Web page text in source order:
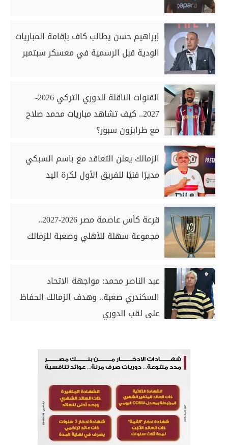
إبراهيم حسن يطالب كاف بإقامة المباريات
الودية قبل الرسمية في معسكر سبتمبر
القنوات الناقلة للدوري التركي 2026-
2027.. كيف تشاهد مباريات محمد صلاح
مع طرابزون سبور؟
الزمالك يعلن التعاقد مع باسم السبكي
مديرًا فنيًا للفريق الأول لكرة اليد
قرعة كأس عاصمة مصر 2026-2027..
مجموعة سهلة للأهلي وصعبة للزمالك
عبد الناصر محمد: مواجهة الاتحاد
السكندري صعبة.. وهدف الزمالك الحفاظ
على لقب الدوري